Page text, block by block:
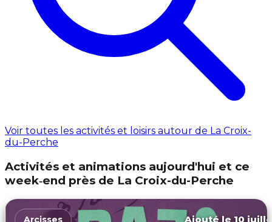
Voir toutes les activités et loisirs autour de La Croix-
du-Perche
Activités et animations aujourd'hui et ce
week‑end près de La Croix-du-Perche
Arcisses Ajouté le 10